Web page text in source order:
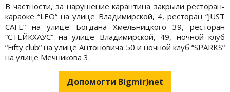
В частности, за нарушение карантина закрыли ресторан-
караоке “LEO“ на улице Владимирской, 4, ресторан “JUST
CAFE“ на улице Богдана Хмельницкого 39, ресторан
“СТЕЙКХАУС“ на улице Владимирской, 49, ночной клуб
“Fifty club“ на улице Антоновича 50 и ночной клуб “SPARKS“
на улице Мечникова 3.
Допомогти Bigmir)net